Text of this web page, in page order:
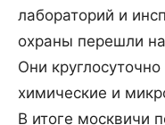
лабораторий и
охраны перешли
Они
химические и
В итоге москвичи